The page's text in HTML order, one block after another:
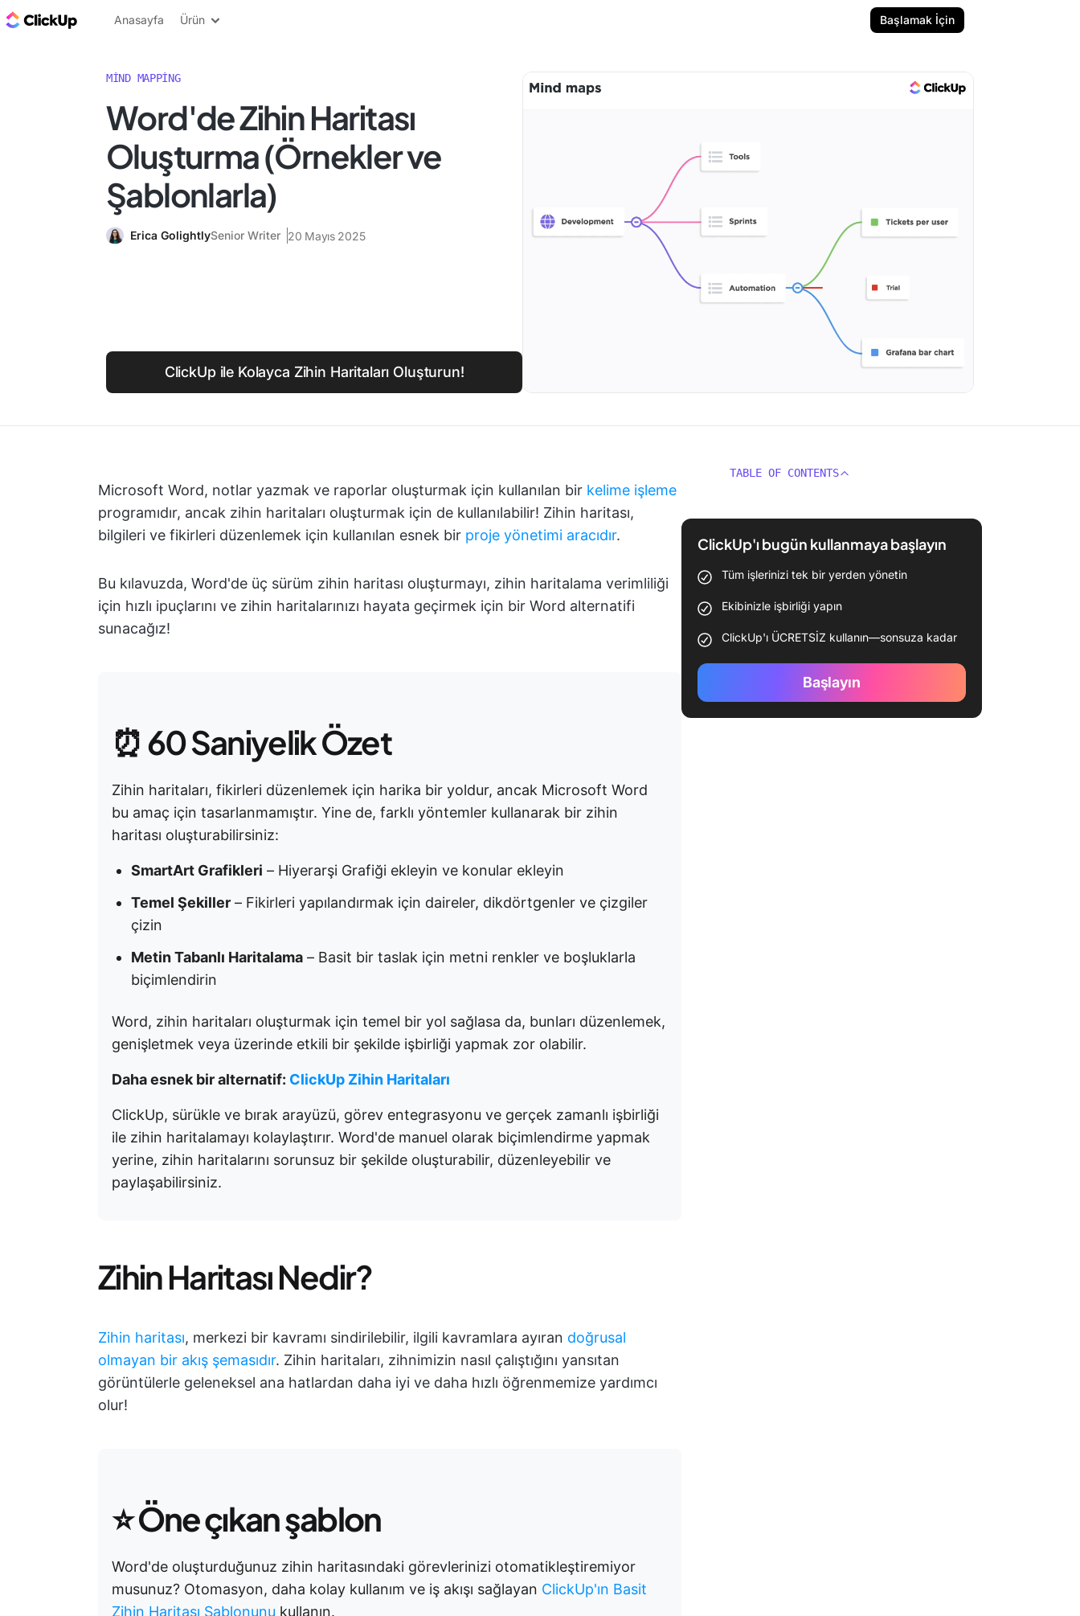
ClickUp Blog
Anasayfa Ürün Başlamak İçin
MIND MAPPING
Word'de Zihin Haritası
Oluşturma (Örnekler ve
Şablonlarla)
Erica GolightlySenior Writer 20 Mayıs 2025
ClickUp ile Kolayca Zihin Haritaları Oluşturun!
Microsoft Word, notlar yazmak ve raporlar oluşturmak için kullanılan bir kelime işleme
programıdır, ancak zihin haritaları oluşturmak için de kullanılabilir! Zihin haritası,
bilgileri ve fikirleri düzenlemek için kullanılan esnek bir proje yönetimi aracıdır.
Bu kılavuzda, Word'de üç sürüm zihin haritası oluşturmayı, zihin haritalama verimliliği
için hızlı ipuçlarını ve zihin haritalarınızı hayata geçirmek için bir Word alternatifi
sunacağız!
⏰ 60 Saniyelik Özet
Zihin haritaları, fikirleri düzenlemek için harika bir yoldur, ancak Microsoft Word
bu amaç için tasarlanmamıştır. Yine de, farklı yöntemler kullanarak bir zihin
haritası oluşturabilirsiniz:
SmartArt Grafikleri – Hiyerarşi Grafiği ekleyin ve konular ekleyin
Temel Şekiller – Fikirleri yapılandırmak için daireler, dikdörtgenler ve çizgiler
çizin
Metin Tabanlı Haritalama – Basit bir taslak için metni renkler ve boşluklarla
biçimlendirin
Word, zihin haritaları oluşturmak için temel bir yol sağlasa da, bunları düzenlemek,
genişletmek veya üzerinde etkili bir şekilde işbirliği yapmak zor olabilir.
Daha esnek bir alternatif: ClickUp Zihin Haritaları
ClickUp, sürükle ve bırak arayüzü, görev entegrasyonu ve gerçek zamanlı işbirliği
ile zihin haritalamayı kolaylaştırır. Word'de manuel olarak biçimlendirme yapmak
yerine, zihin haritalarını sorunsuz bir şekilde oluşturabilir, düzenleyebilir ve
paylaşabilirsiniz.
Zihin Haritası Nedir?
Zihin haritası, merkezi bir kavramı sindirilebilir, ilgili kavramlara ayıran doğrusal
olmayan bir akış şemasıdır. Zihin haritaları, zihnimizin nasıl çalıştığını yansıtan
görüntülerle geleneksel ana hatlardan daha iyi ve daha hızlı öğrenmemize yardımcı
olur!
⭐Öne çıkan şablon
Word'de oluşturduğunuz zihin haritasındaki görevlerinizi otomatikleştiremiyor
musunuz? Otomasyon, daha kolay kullanım ve iş akışı sağlayan ClickUp'ın Basit
Zihin Haritası Şablonunu kullanın.
TABLE OF CONTENTS
ClickUp'ı bugün kullanmaya başlayın
Tüm işlerinizi tek bir yerden yönetin
Ekibinizle işbirliği yapın
ClickUp'ı ÜCRETSİZ kullanın—sonsuza kadar
Başlayın